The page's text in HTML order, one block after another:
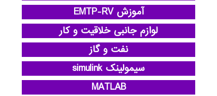
آموزش EMTP-RV
لوازم جانبی خلاقیت و کار
نفت و گاز
سیمولینک simulink
MATLAB